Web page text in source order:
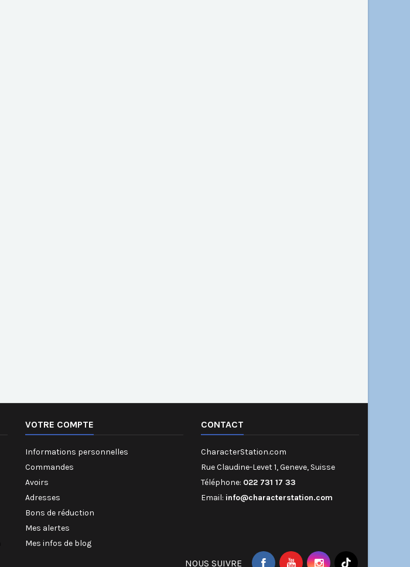
VOTRE COMPTE
Informations personnelles
Commandes
Avoirs
Adresses
Bons de réduction
Mes alertes
Mes infos de blog
CONTACT
CharacterStation.com
Rue Claudine-Levet 1, Geneve, Suisse
Téléphone: 022 731 17 33
Email: info@characterstation.com
NOUS SUIVRE